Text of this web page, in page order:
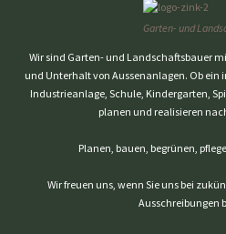
Garten- und
Wir sind Garten- und Landschaftsbauer
und Unterhalt von Aussenanlagen. Ob
Industrieanlage, Schule, Kindergarten,
planen und realisieren
Planen, bauen, begrünen,
Wir freuen uns, wenn Sie uns bei
Ausschreibungen